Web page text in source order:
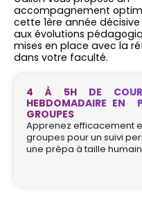
accompagnement
cette 1ère année
aux évolutions
mises en place avec la
dans votre faculté.
4 À 5H DE
HEBDOMADAIRE EN
GROUPES
Apprenez efficacement
groupes pour un suivi
une prépa à taille